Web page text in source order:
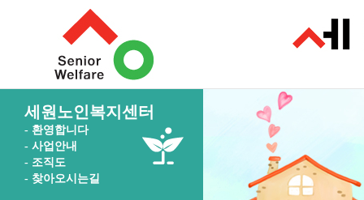
세원노인복지센터
- 환영합니다
- 사업안내
- 조직도
- 찾아오시는길